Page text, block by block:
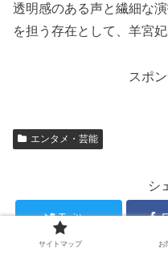
透明感のある声と繊細な
を担う存在として、羊宮
スポ
エンタメ・芸能
シ
Twitter
サイトマップ お